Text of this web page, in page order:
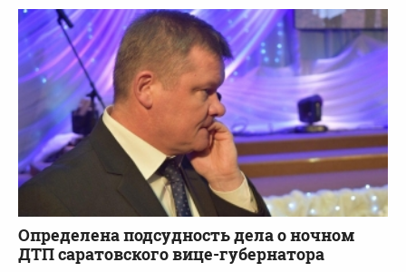
Определена подсудность дела о ночном
ДТП саратовского вице-губернатора